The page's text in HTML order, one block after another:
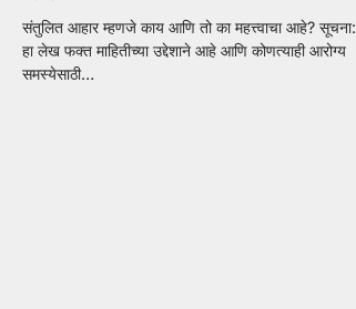
संतुलित आहार म्हणजे काय आणि तो का महत्त्वाचा आहे? सूचना:
हा लेख फक्त माहितीच्या उद्देशाने आहे आणि कोणत्याही आरोग्य
समस्येसाठी…